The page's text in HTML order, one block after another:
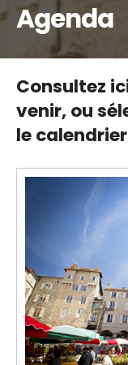
Agenda
Consultez
venir,ou
le